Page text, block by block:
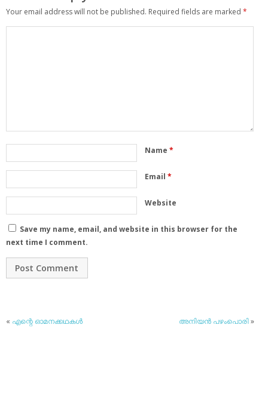
Your email address will not be published. Required fields are marked *
Name *
Email *
Website
Save my name, email, and website in this browser for the
next time I comment.
« എന്റെ ഓമനക്കഥകൾ അനിയന്‍ പഴംപൊരി»